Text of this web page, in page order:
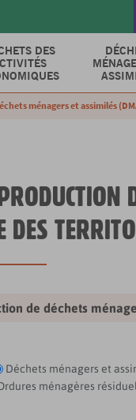
DES
ménagers et assimilés
DES
de déchets
Déchets ménagers et
ménagères